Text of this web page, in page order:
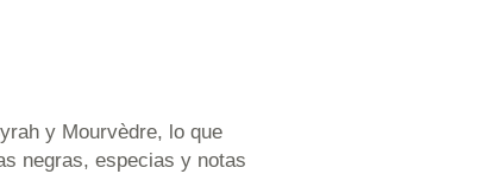
y Mourvèdre, lo que
negras, especias y notas